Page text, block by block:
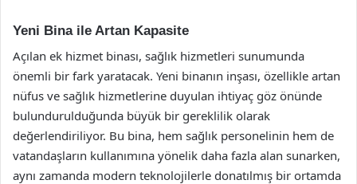
Yeni Bina ile Artan Kapasite
Açılan ek hizmet binası, sağlık hizmetleri sunumunda
önemli bir fark yaratacak. Yeni binanın inşası, özellikle artan
nüfus ve sağlık hizmetlerine duyulan ihtiyaç göz önünde
bulundurulduğunda büyük bir gereklilik olarak
değerlendiriliyor. Bu bina, hem sağlık personelinin hem de
vatandaşların kullanımına yönelik daha fazla alan sunarken,
aynı zamanda modern teknolojilerle donatılmış bir ortamda